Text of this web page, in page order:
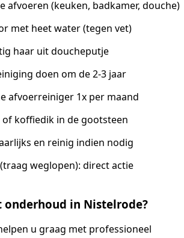
afvoeren (keuken, badkamer, douche)
met heet water (tegen vet)
haar uit doucheputje
doen om de 2-3 jaar
afvoerreiniger 1x per maand
koffiedik in de gootsteen
en reinig indien nodig
weglopen): direct actie
onderhoud in Nistelrode?
u graag met professioneel